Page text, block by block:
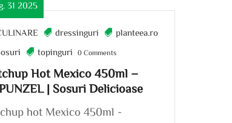
Hot Mexico 450ml –
| Sosuri Delicioase
31 2025
dressinguri planteea.ro
topinguri 0 Comments
hot Mexico 450ml -